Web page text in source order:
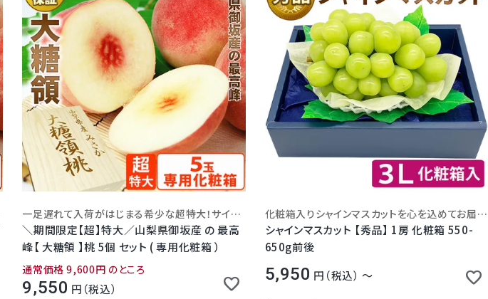
一足遅れて入荷がはじまる希少な超特大！サイズもインパクト大！ここぞという贈り物に糖度12度以上に選果されたはずれのない大糖領桃をお楽しみいただけます！
＼期間限定【超】特大／山梨県御坂産 の 最高
峰【 大糖領 】桃 5個 セット ( 専用化粧箱 ）
通常価格 9,600 のところ
9,550 税込
化粧箱入りシャインマスカットを心を込めてお届けいたします。
シャインマスカット 【秀品】 1房 化粧箱 550-
650g前後
5,950 税込 〜